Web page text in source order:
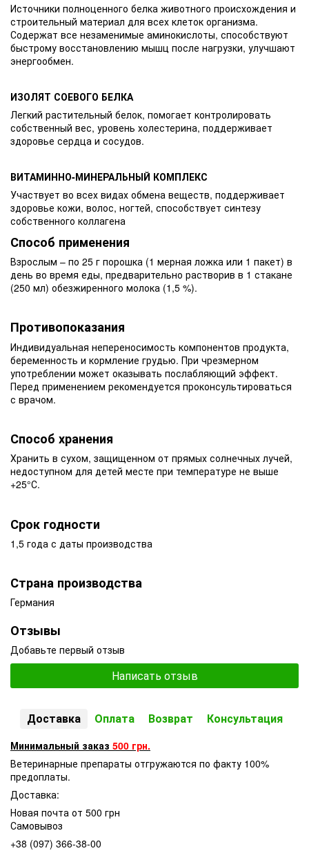
Источники полноценного белка животного происхождения и
строительный материал для всех клеток организма.
Содержат все незаменимые аминокислоты, способствуют
быстрому восстановлению мышц после нагрузки, улучшают
энергообмен.
ИЗОЛЯТ СОЕВОГО БЕЛКА
Легкий растительный белок, помогает контролировать
собственный вес, уровень холестерина, поддерживает
здоровье сердца и сосудов.
ВИТАМИННО-МИНЕРАЛЬНЫЙ КОМПЛЕКС
Участвует во всех видах обмена веществ, поддерживает
здоровье кожи, волос, ногтей, способствует синтезу
собственного коллагена
Способ применения
Взрослым – по 25 г порошка (1 мерная ложка или 1 пакет) в
день во время еды, предварительно растворив в 1 стакане
(250 мл) обезжиренного молока (1,5 %).
Противопоказания
Индивидуальная непереносимость компонентов продукта,
беременность и кормление грудью. При чрезмерном
употреблении может оказывать послабляющий эффект.
Перед применением рекомендуется проконсультироваться
с врачом.
Способ хранения
Хранить в сухом, защищенном от прямых солнечных лучей,
недоступном для детей месте при температуре не выше
+25°С.
Срок годности
1,5 года с даты производства
Страна производства
Германия
Отзывы
Добавьте первый отзыв
Написать отзыв
Доставка Оплата Возврат Консультация
Минимальный заказ 500 грн.
Ветеринарные препараты отгружаются по факту 100%
предоплаты.
Доставка:
Новая почта от 500 грн
Самовывоз
+38 (097) 366-38-00